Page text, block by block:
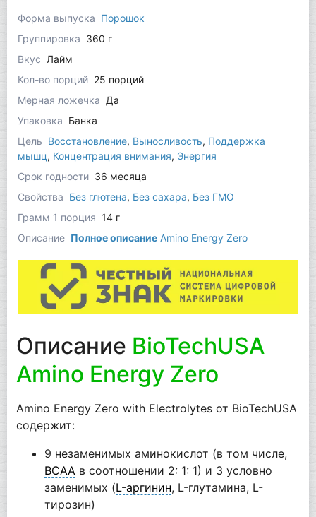
Форма выпуска Порошок
Группировка 360 г
Вкус Лайм
Кол-во порций 25 порций
Мерная ложечка Да
Упаковка Банка
Цель Восстановление, Выносливость, Поддержка
мышц, Концентрация внимания, Энергия
Срок годности 36 месяца
Свойства Без глютена, Без сахара, Без ГМО
Грамм 1 порция 14 г
Описание Полное описаниеAmino Energy Zero
Описание BioTechUSA
Amino Energy Zero
Amino Energy Zero with Electrolytes от BioTechUSA
содержит:
9 незаменимых аминокислот (в том числе,
BCAAв соотношении 2: 1: 1) и 3 условно
заменимых (L-аргинин, L-глутамина, L-
тирозин)